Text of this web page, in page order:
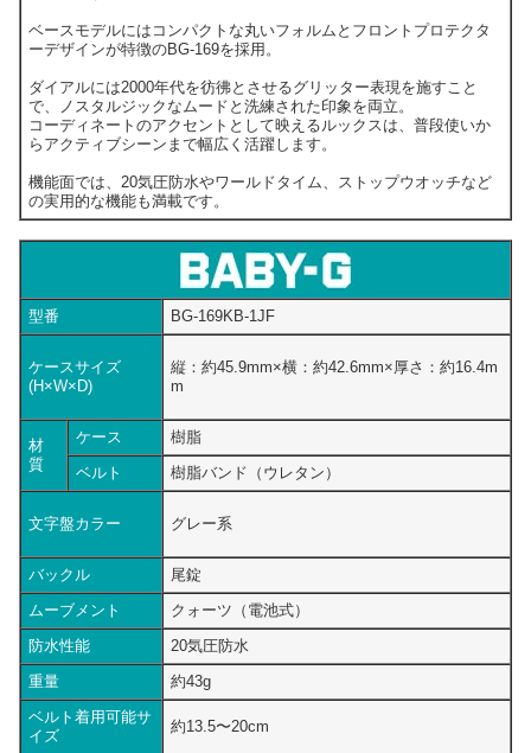
ベースモデルにはコンパクトな丸いフォルムとフロントプロテクタ
ーデザインが特徴のBG-169を採用。
ダイアルには2000年代を彷彿とさせるグリッター表現を施すこと
で、ノスタルジックなムードと洗練された印象を両立。
コーディネートのアクセントとして映えるルックスは、普段使いか
らアクティブシーンまで幅広く活躍します。
機能面では、20気圧防水やワールドタイム、ストップウオッチなど
の実用的な機能も満載です。
型番 BG-169KB-1JF
ケースサイズ
(H×W×D)
縦：約45.9mm×横：約42.6mm×厚さ：約16.4m
m
材
質
ケース
樹脂
ベルト
樹脂バンド（ウレタン）
文字盤カラー グレー系
バックル
尾錠
ムーブメント
クォーツ（電池式）
防水性能
20気圧防水
重量
約43g
ベルト着用可能サ
イズ
約13.5〜20cm